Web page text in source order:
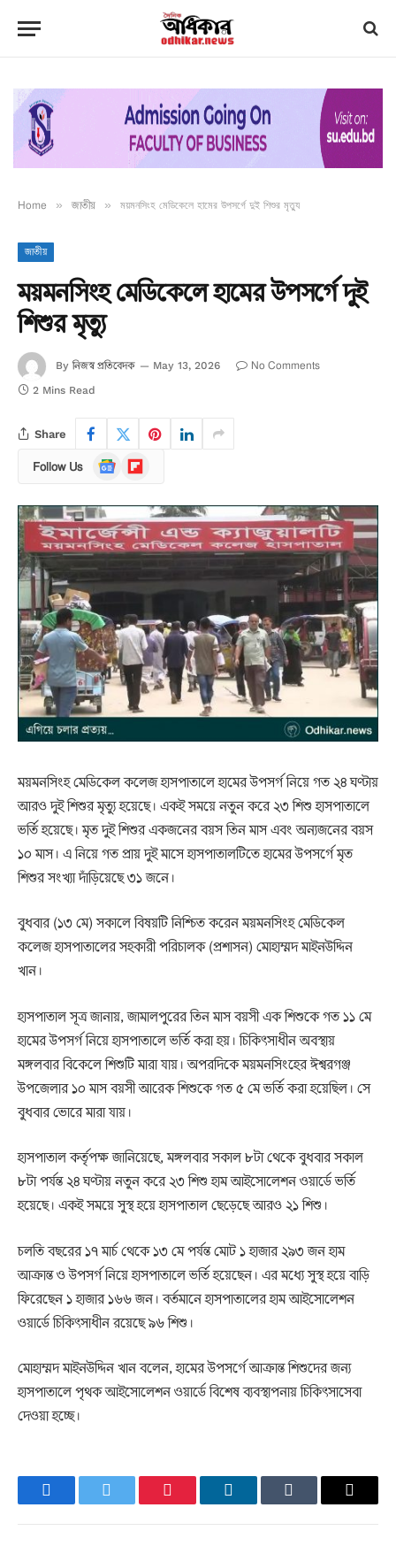
Home » জাতীয় » ময়মনসিংহ মেডিকেলে হামের উপসর্গে দুই শিশুর মৃত্যু
জাতীয়
ময়মনসিংহ মেডিকেলে হামের উপসর্গে দুই
শিশুর মৃত্যু
By নিজস্ব প্রতিবেদক May 13, 2026 No Comments
2 Mins Read
Share
Follow Us
Google
News
Flipboard
ময়মনসিংহ মেডিকেল কলেজ হাসপাতালে হামের উপসর্গ নিয়ে গত ২৪ ঘণ্টায়
আরও দুই শিশুর মৃত্যু হয়েছে। একই সময়ে নতুন করে ২৩ শিশু হাসপাতালে
ভর্তি হয়েছে। মৃত দুই শিশুর একজনের বয়স তিন মাস এবং অন্যজনের বয়স
১০ মাস। এ নিয়ে গত প্রায় দুই মাসে হাসপাতালটিতে হামের উপসর্গে মৃত
শিশুর সংখ্যা দাঁড়িয়েছে ৩১ জনে।
বুধবার (১৩ মে) সকালে বিষয়টি নিশ্চিত করেন ময়মনসিংহ মেডিকেল
কলেজ হাসপাতালের সহকারী পরিচালক (প্রশাসন) মোহাম্মদ মাইনউদ্দিন
খান।
হাসপাতাল সূত্র জানায়, জামালপুরের তিন মাস বয়সী এক শিশুকে গত ১১ মে
হামের উপসর্গ নিয়ে হাসপাতালে ভর্তি করা হয়। চিকিৎসাধীন অবস্থায়
মঙ্গলবার বিকেলে শিশুটি মারা যায়। অপরদিকে ময়মনসিংহের ঈশ্বরগঞ্জ
উপজেলার ১০ মাস বয়সী আরেক শিশুকে গত ৫ মে ভর্তি করা হয়েছিল। সে
বুধবার ভোরে মারা যায়।
হাসপাতাল কর্তৃপক্ষ জানিয়েছে, মঙ্গলবার সকাল ৮টা থেকে বুধবার সকাল
৮টা পর্যন্ত ২৪ ঘণ্টায় নতুন করে ২৩ শিশু হাম আইসোলেশন ওয়ার্ডে ভর্তি
হয়েছে। একই সময়ে সুস্থ হয়ে হাসপাতাল ছেড়েছে আরও ২১ শিশু।
চলতি বছরের ১৭ মার্চ থেকে ১৩ মে পর্যন্ত মোট ১ হাজার ২৯৩ জন হাম
আক্রান্ত ও উপসর্গ নিয়ে হাসপাতালে ভর্তি হয়েছেন। এর মধ্যে সুস্থ হয়ে বাড়ি
ফিরেছেন ১ হাজার ১৬৬ জন। বর্তমানে হাসপাতালের হাম আইসোলেশন
ওয়ার্ডে চিকিৎসাধীন রয়েছে ৯৬ শিশু।
মোহাম্মদ মাইনউদ্দিন খান বলেন, হামের উপসর্গে আক্রান্ত শিশুদের জন্য
হাসপাতালে পৃথক আইসোলেশন ওয়ার্ডে বিশেষ ব্যবস্থাপনায় চিকিৎসাসেবা
দেওয়া হচ্ছে।
FacebookTwitter PinterestLinkedInTumblr Email